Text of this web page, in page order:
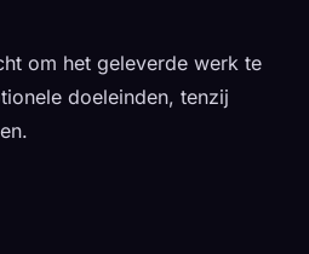
om het geleverde werk te
doeleinden, tenzij